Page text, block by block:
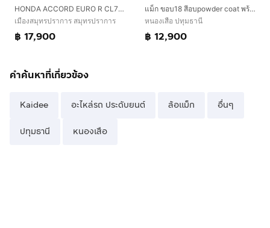
HONDA ACCORD EURO R CL7 ขอบ 17 นิ้ว🔥
เมืองสมุทรปราการ สมุทรปราการ
฿ 17,900
แม็ก ขอบ18 สีอบpowder coat พร้อมยางบริสโตน 225 50 18 ปี24 ยางสวยทุกเส้น ใส่ revo vigo camry chr innova
หนองเสือ ปทุมธานี
฿ 12,900
คำค้นหาที่เกี่ยวข้อง
Kaidee อะไหล่รถ ประดับยนต์ ล้อแม็ก อื่นๆ
ปทุมธานี หนองเสือ